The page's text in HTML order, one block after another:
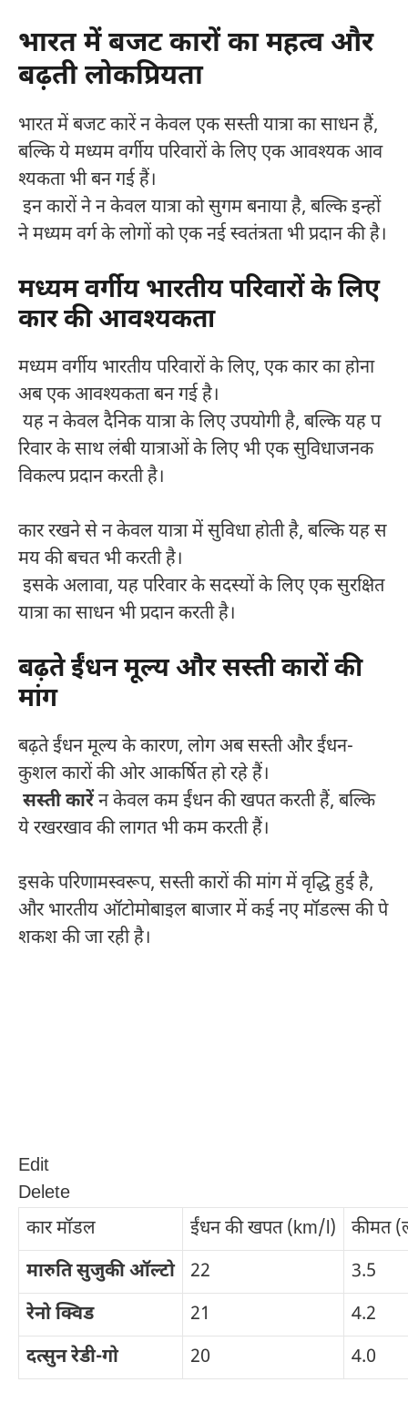
भारत में बजट कारों का महत्व और
बढ़ती लोकप्रियता
भारत में बजट कारें न केवल एक सस्ती यात्रा का साधन हैं,
बल्कि ये मध्यम वर्गीय परिवारों के लिए एक आवश्यक आव
श्यकता भी बन गई हैं।
इन कारों ने न केवल यात्रा को सुगम बनाया है, बल्कि इन्हों
ने मध्यम वर्ग के लोगों को एक नई स्वतंत्रता भी प्रदान की है।
मध्यम वर्गीय भारतीय परिवारों के लिए
कार की आवश्यकता
मध्यम वर्गीय भारतीय परिवारों के लिए, एक कार का होना
अब एक आवश्यकता बन गई है।
यह न केवल दैनिक यात्रा के लिए उपयोगी है, बल्कि यह प
रिवार के साथ लंबी यात्राओं के लिए भी एक सुविधाजनक
विकल्प प्रदान करती है।
कार रखने से न केवल यात्रा में सुविधा होती है, बल्कि यह स
मय की बचत भी करती है।
इसके अलावा, यह परिवार के सदस्यों के लिए एक सुरक्षित
यात्रा का साधन भी प्रदान करती है।
बढ़ते ईंधन मूल्य और सस्ती कारों की
मांग
बढ़ते ईंधन मूल्य के कारण, लोग अब सस्ती और ईंधन-
कुशल कारों की ओर आकर्षित हो रहे हैं।
सस्ती कारेंन केवल कम ईंधन की खपत करती हैं, बल्कि
ये रखरखाव की लागत भी कम करती हैं।
इसके परिणामस्वरूप, सस्ती कारों की मांग में वृद्धि हुई है,
और भारतीय ऑटोमोबाइल बाजार में कई नए मॉडल्स की पे
शकश की जा रही है।
Edit
Delete
कार मॉडल
ईंधन की खपत (km/l)
कीमत
मारुति सुजुकी ऑल्टो
22
3.5
रेनो क्विड
21
4.2
दत्सुन रेडी-गो
20 4.0